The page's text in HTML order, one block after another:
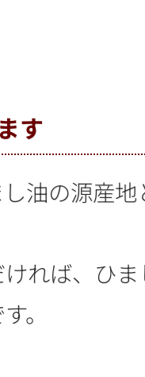
す
油の源産
れば、ひ
。